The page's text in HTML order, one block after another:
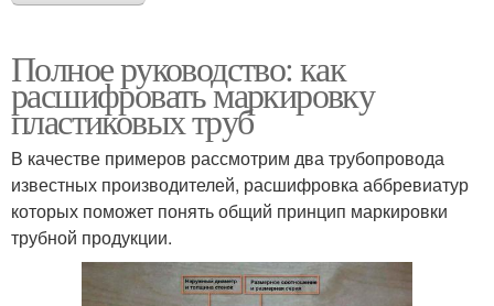
Полное руководство: как
расшифровать маркировку
пластиковых труб
В качестве примеров рассмотрим два трубопровода
известных производителей, расшифровка аббревиатур
которых поможет понять общий принцип маркировки
трубной продукции.